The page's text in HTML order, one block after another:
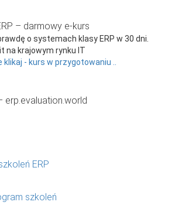
– darmowy e-kurs
o systemach klasy ERP w 30 dni.
na krajowym rynku IT
klikaj - kurs w przygotowaniu ..
erp.evaluation.world
ERP
szkoleń